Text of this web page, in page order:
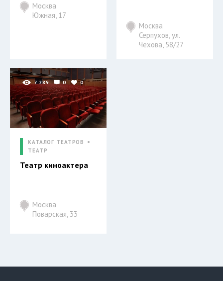
Москва
Южная, 17
Москва
Серпухов, ул.
Чехова, 58/27
7 289 0 0
КАТАЛОГ ТЕАТРОВ
ТЕАТР
Театр киноактера
Москва
Поварская, 33